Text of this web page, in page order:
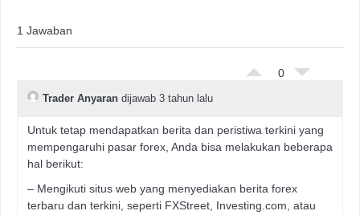
1 Jawaban
0
Trader Anyaran dijawab 3 tahun lalu
Untuk tetap mendapatkan berita dan peristiwa terkini yang
mempengaruhi pasar forex, Anda bisa melakukan beberapa
hal berikut:
– Mengikuti situs web yang menyediakan berita forex
terbaru dan terkini, seperti FXStreet, Investing.com, atau